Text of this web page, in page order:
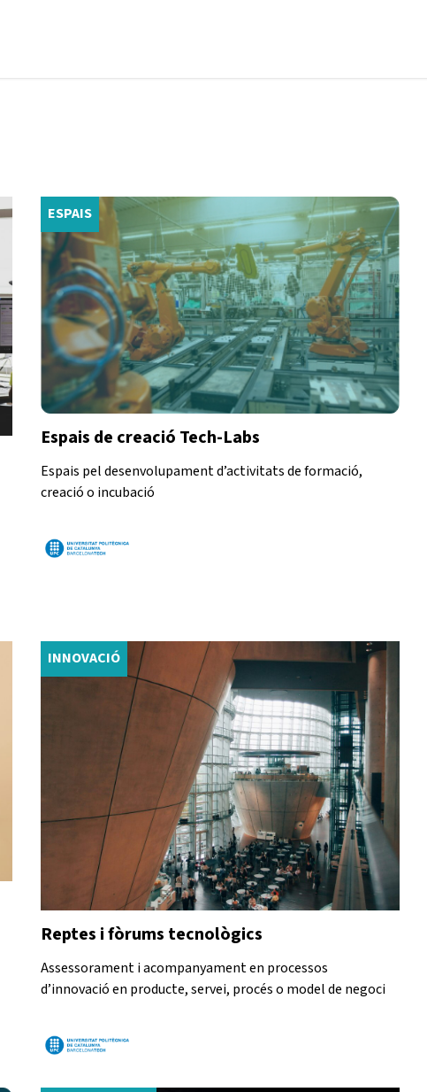
ESPAIS
Espais de creació Tech-Labs
Espais pel desenvolupament d’activitats de formació,
creació o incubació
INNOVACIÓ
Reptes i fòrums tecnològics
Assessorament i acompanyament en processos
d’innovació en producte, servei, procés o model de negoci